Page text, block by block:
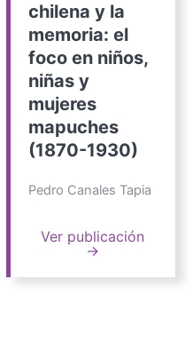
chilena y la
memoria: el
foco en niños,
niñas y
mujeres
mapuches
(1870-1930)
Pedro Canales Tapia
Ver publicación
→